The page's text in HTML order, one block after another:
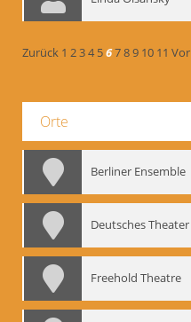
Zurück 1 234 56789 10 11 Vor
Orte
Berliner Ensemble
Deutsches Theater
Freehold Theatre